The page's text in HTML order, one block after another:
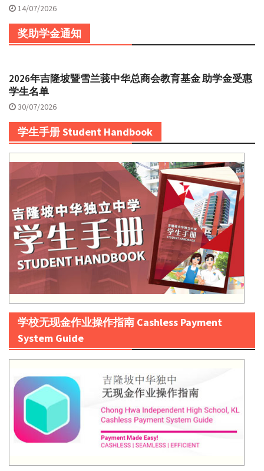
14/07/2026
奖助学金通知
2026年吉隆坡暨雪兰莪中华总商会教育基金 助学金受惠
学生名单
30/07/2026
学生手册 Student Handbook
学校无现金作业操作指南 Cashless Payment
System Guide